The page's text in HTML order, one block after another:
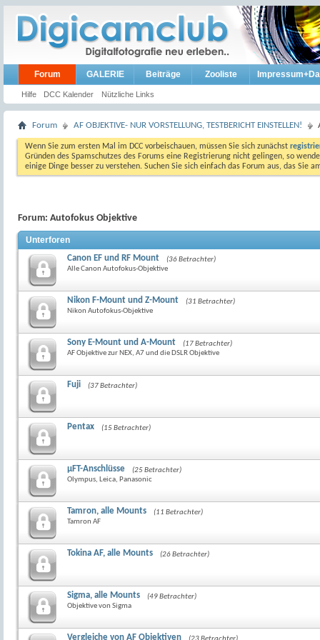
Forum
Hilfe DCC Kalender Nützliche Links
GALERIE Beiträge Zooliste
Forum AF OBJEKTIVE- NUR VORSTELLUNG, TESTBERICHT EINSTELLEN!
Wenn Sie zum ersten Mal im DCC vorbeischauen, müssen Sie sich zunächst
Gründen des Spamschutzes des Forums eine Registrierung nicht gelingen, so
einige Dinge besser zu verstehen. Suchen Sie sich einfach das Forum aus, das
Forum: Autofokus Objektive
Unterforen
Canon EF und RF Mount
(36 Betrachter)
Alle Canon Autofokus-Objektive
Nikon F-Mount und Z-Mount
(31 Betrachter)
Nikon Autofokus-Objektive
Sony E-Mount und A-Mount
(17 Betrachter)
AF Objektive zur NEX, A7 und die DSLR Objektive
Fuji (37 Betrachter)
Pentax (15 Betrachter)
µFT-Anschlüsse
(25 Betrachter)
Olympus, Leica, Panasonic
Tamron, alle Mounts
(11 Betrachter)
Tamron AF
Tokina AF, alle Mounts (26 Betrachter)
Sigma, alle Mounts
(49 Betrachter)
Objektive von Sigma
Vergleiche von AF Objektiven